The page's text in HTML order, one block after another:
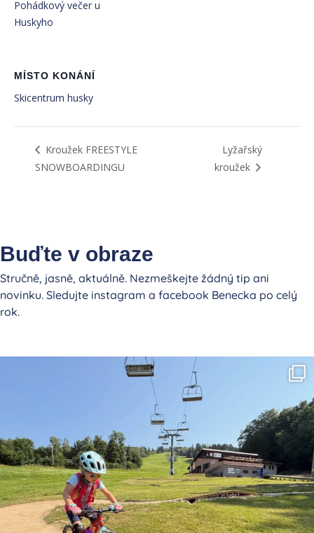
Pohádkový večer u
Huskyho
MÍSTO KONÁNÍ
Skicentrum husky
Kroužek FREESTYLE
SNOWBOARDINGU
Lyžařský
kroužek
Buďte v obraze
Stručně, jasně, aktuálně. Nezmeškejte žádný tip ani
novinku. Sledujte instagram a facebook Benecka po celý
rok.